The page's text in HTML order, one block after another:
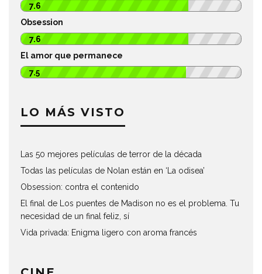
7.6
Obsession
7.6
El amor que permanece
7.5
LO MÁS VISTO
Las 50 mejores películas de terror de la década
Todas las películas de Nolan están en ‘La odisea’
Obsession: contra el contenido
El final de Los puentes de Madison no es el problema. Tu
necesidad de un final feliz, sí
Vida privada: Enigma ligero con aroma francés